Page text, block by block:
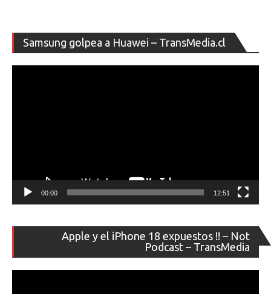
Samsung golpea a Huawei – TransMedia.cl
de
00:00 12:51
Apple y el iPhone 18 expuestos !! – Not
Podcast – TransMedia
de